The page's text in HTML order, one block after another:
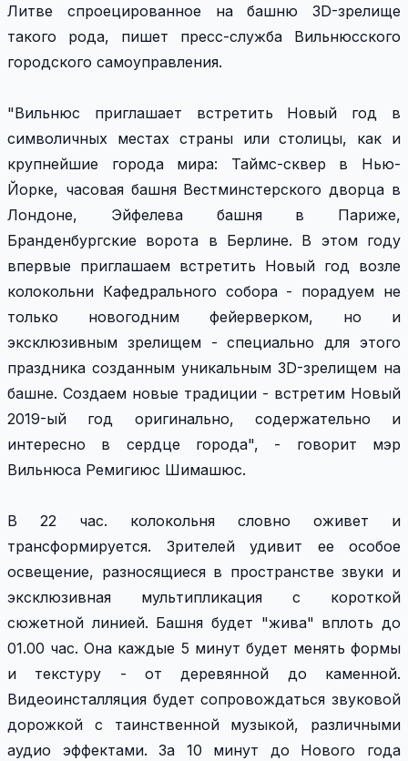
Литве спроецированное на башню 3D-зрелище
такого рода, пишет пресс-служба Вильнюсского
городского самоуправления.
"Вильнюс приглашает встретить Новый год в
символичных местах страны или столицы, как и
крупнейшие города мира: Таймс-сквер в Нью-
Йорке, часовая башня Вестминстерского дворца в
Лондоне, Эйфелева башня в Париже,
Бранденбургские ворота в Берлине. В этом году
впервые приглашаем встретить Новый год возле
колокольни Кафедрального собора - порадуем не
только новогодним фейерверком, но и
эксклюзивным зрелищем - специально для этого
праздника созданным уникальным 3D-зрелищем на
башне. Создаем новые традиции - встретим Новый
2019-ый год оригинально, содержательно и
интересно в сердце города", - говорит мэр
Вильнюса Ремигиюс Шимашюс.
В 22 час. колокольня словно оживет и
трансформируется. Зрителей удивит ее особое
освещение, разносящиеся в пространстве звуки и
эксклюзивная мультипликация с короткой
сюжетной линией. Башня будет "жива" вплоть до
01.00 час. Она каждые 5 минут будет менять формы
и текстуру - от деревянной до каменной.
Видеоинсталляция будет сопровождаться звуковой
дорожкой с таинственной музыкой, различными
аудио эффектами. За 10 минут до Нового года